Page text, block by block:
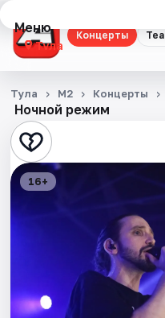
Концерты
Меню
Тула
Концерты
Театр
Стендап
Выставки
Экскурсии
Спорт
Ночной режим
Тула М2 Концерты
16+